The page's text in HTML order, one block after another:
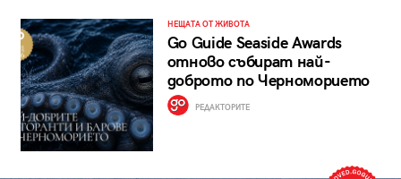
НЕЩАТА ОТ ЖИВОТА
Go Guide Seaside Awards
отново събират най-
доброто по Черноморието
РЕДАКТОРИТЕ